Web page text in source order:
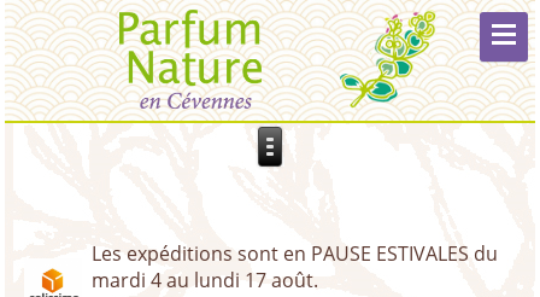
Les expéditions sont en PAUSE ESTIVALES du
mardi 4 au lundi 17 août.